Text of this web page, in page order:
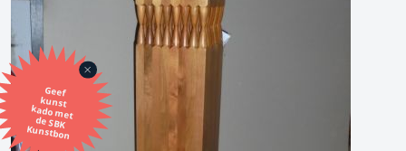
Geef
kunst
kado met
de SBK
Kunstbon